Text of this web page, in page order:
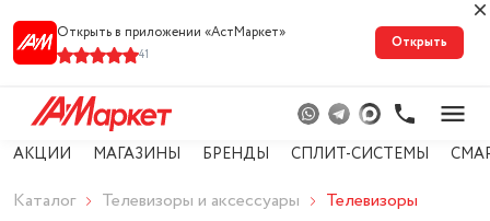
Открыть в приложении «АстМарке‪т‬»
41
Открыть
АКЦИИ МАГАЗИНЫ БРЕНДЫ СПЛИТ-СИСТЕМЫ
Каталог Телевизоры и аксессуары Телевизоры